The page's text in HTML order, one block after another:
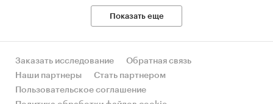
Показать еще
Заказать исследование
Обратная связь
Наши партнеры
Стать партнером
Пользовательское соглашение